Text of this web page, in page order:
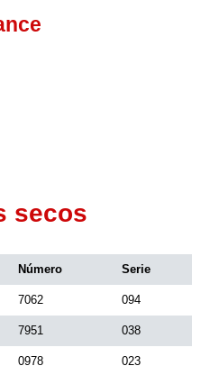
secos
Número Serie
7062 094
7951 038
0978 023